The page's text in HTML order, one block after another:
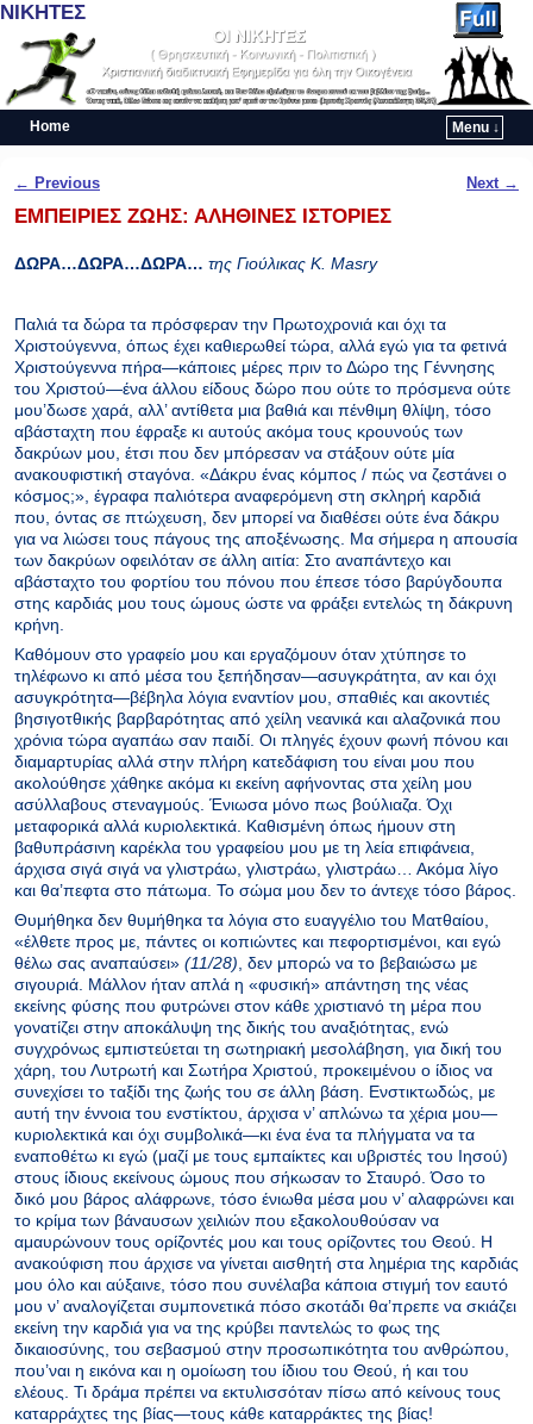
ΝΙΚΗΤΕΣ
Home
Menu ↓
Post navigation
← Previous Next →
ΕΜΠΕΙΡΙΕΣ ΖΩΗΣ: ΑΛΗΘΙΝΕΣ ΙΣΤΟΡΙΕΣ
ΔΩΡΑ…ΔΩΡΑ…ΔΩΡΑ… της Γιούλικας Κ. Masry
Παλιά τα δώρα τα πρόσφεραν την Πρωτοχρονιά και όχι τα
Χριστούγεννα, όπως έχει καθιερωθεί τώρα, αλλά εγώ για τα φετινά
Χριστούγεννα πήρα—κάποιες μέρες πριν το Δώρο της Γέννησης
του Χριστού—ένα άλλου είδους δώρο που ούτε το πρόσμενα ούτε
μου’δωσε χαρά, αλλ’ αντίθετα μια βαθιά και πένθιμη θλίψη, τόσο
αβάσταχτη που έφραξε κι αυτούς ακόμα τους κρουνούς των
δακρύων μου, έτσι που δεν μπόρεσαν να στάξουν ούτε μία
ανακουφιστική σταγόνα. «Δάκρυ ένας κόμπος / πώς να ζεστάνει ο
κόσμος;», έγραφα παλιότερα αναφερόμενη στη σκληρή καρδιά
που, όντας σε πτώχευση, δεν μπορεί να διαθέσει ούτε ένα δάκρυ
για να λιώσει τους πάγους της αποξένωσης. Μα σήμερα η απουσία
των δακρύων οφειλόταν σε άλλη αιτία: Στο αναπάντεχο και
αβάσταχτο του φορτίου του πόνου που έπεσε τόσο βαρύγδουπα
στης καρδιάς μου τους ώμους ώστε να φράξει εντελώς τη δάκρυνη
κρήνη.
Καθόμουν στο γραφείο μου και εργαζόμουν όταν χτύπησε το
τηλέφωνο κι από μέσα του ξεπήδησαν—ασυγκράτητα, αν και όχι
ασυγκρότητα—βέβηλα λόγια εναντίον μου, σπαθιές και ακοντιές
βησιγοτθικής βαρβαρότητας από χείλη νεανικά και αλαζονικά που
χρόνια τώρα αγαπάω σαν παιδί. Οι πληγές έχουν φωνή πόνου και
διαμαρτυρίας αλλά στην πλήρη κατεδάφιση του είναι μου που
ακολούθησε χάθηκε ακόμα κι εκείνη αφήνοντας στα χείλη μου
ασύλλαβους στεναγμούς. Ένιωσα μόνο πως βούλιαζα. Όχι
μεταφορικά αλλά κυριολεκτικά. Καθισμένη όπως ήμουν στη
βαθυπράσινη καρέκλα του γραφείου μου με τη λεία επιφάνεια,
άρχισα σιγά σιγά να γλιστράω, γλιστράω, γλιστράω… Ακόμα λίγο
και θα’πεφτα στο πάτωμα. Το σώμα μου δεν το άντεχε τόσο βάρος.
Θυμήθηκα δεν θυμήθηκα τα λόγια στο ευαγγέλιο του Ματθαίου,
«έλθετε προς με, πάντες οι κοπιώντες και πεφορτισμένοι, και εγώ
θέλω σας αναπαύσει» (11/28) , δεν μπορώ να το βεβαιώσω με
σιγουριά. Μάλλον ήταν απλά η «φυσική» απάντηση της νέας
εκείνης φύσης που φυτρώνει στον κάθε χριστιανό τη μέρα που
γονατίζει στην αποκάλυψη της δικής του αναξιότητας, ενώ
συγχρόνως εμπιστεύεται τη σωτηριακή μεσολάβηση, για δική του
χάρη, του Λυτρωτή και Σωτήρα Χριστού, προκειμένου ο ίδιος να
συνεχίσει το ταξίδι της ζωής του σε άλλη βάση. Ενστικτωδώς, με
αυτή την έννοια του ενστίκτου, άρχισα ν’ απλώνω τα χέρια μου—
κυριολεκτικά και όχι συμβολικά—κι ένα ένα τα πλήγματα να τα
εναποθέτω κι εγώ (μαζί με τους εμπαίκτες και υβριστές του Ιησού)
στους ίδιους εκείνους ώμους που σήκωσαν το Σταυρό. Όσο το
δικό μου βάρος αλάφρωνε, τόσο ένιωθα μέσα μου ν’ αλαφρώνει και
το κρίμα των βάναυσων χειλιών που εξακολουθούσαν να
αμαυρώνουν τους ορίζοντές μου και τους ορίζοντες του Θεού. Η
ανακούφιση που άρχισε να γίνεται αισθητή στα λημέρια της καρδιάς
μου όλο και αύξαινε, τόσο που συνέλαβα κάποια στιγμή τον εαυτό
μου ν’ αναλογίζεται συμπονετικά πόσο σκοτάδι θα’πρεπε να σκιάζει
εκείνη την καρδιά για να της κρύβει παντελώς το φως της
δικαιοσύνης, του σεβασμού στην προσωπικότητα του ανθρώπου,
που’ναι η εικόνα και η ομοίωση του ίδιου του Θεού, ή και του
ελέους. Τι δράμα πρέπει να εκτυλισσόταν πίσω από κείνους τους
καταρράχτες της βίας—τους κάθε καταρράκτες της βίας!